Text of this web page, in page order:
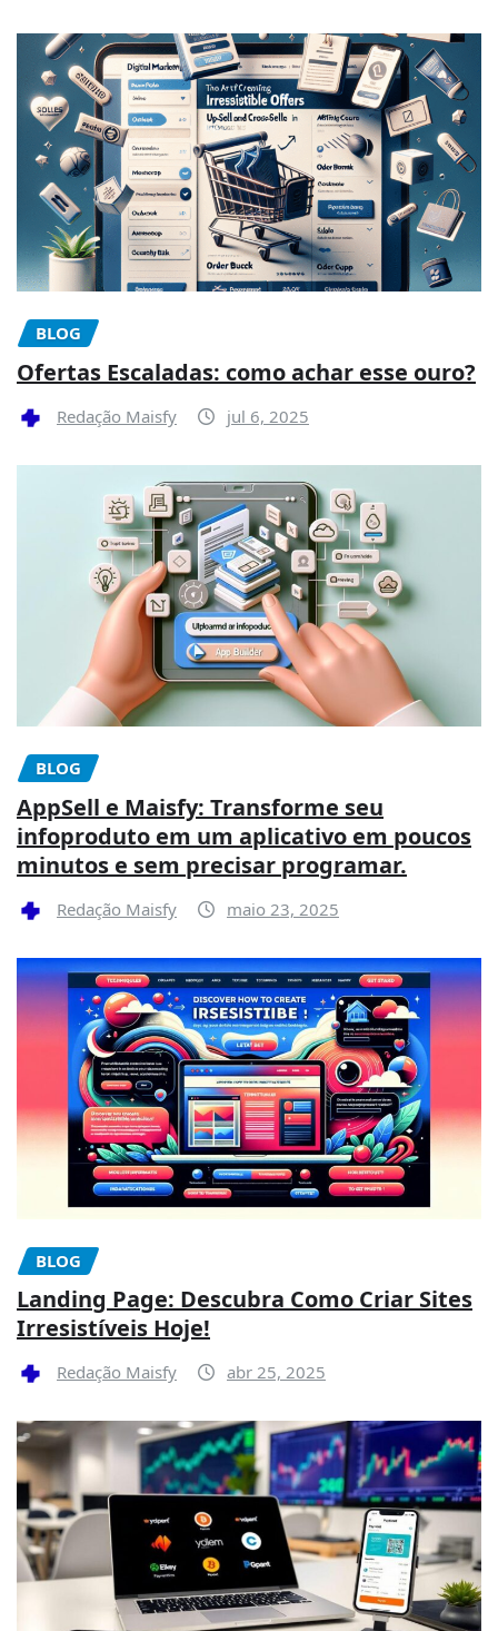
BLOG
Ofertas Escaladas: como achar esse ouro?
Redação Maisfy jul 6, 2025
BLOG
AppSell e Maisfy: Transforme seu
infoproduto em um aplicativo em poucos
minutos e sem precisar programar.
Redação Maisfy maio 23, 2025
BLOG
Landing Page: Descubra Como Criar Sites
Irresistíveis Hoje!
Redação Maisfy abr 25, 2025